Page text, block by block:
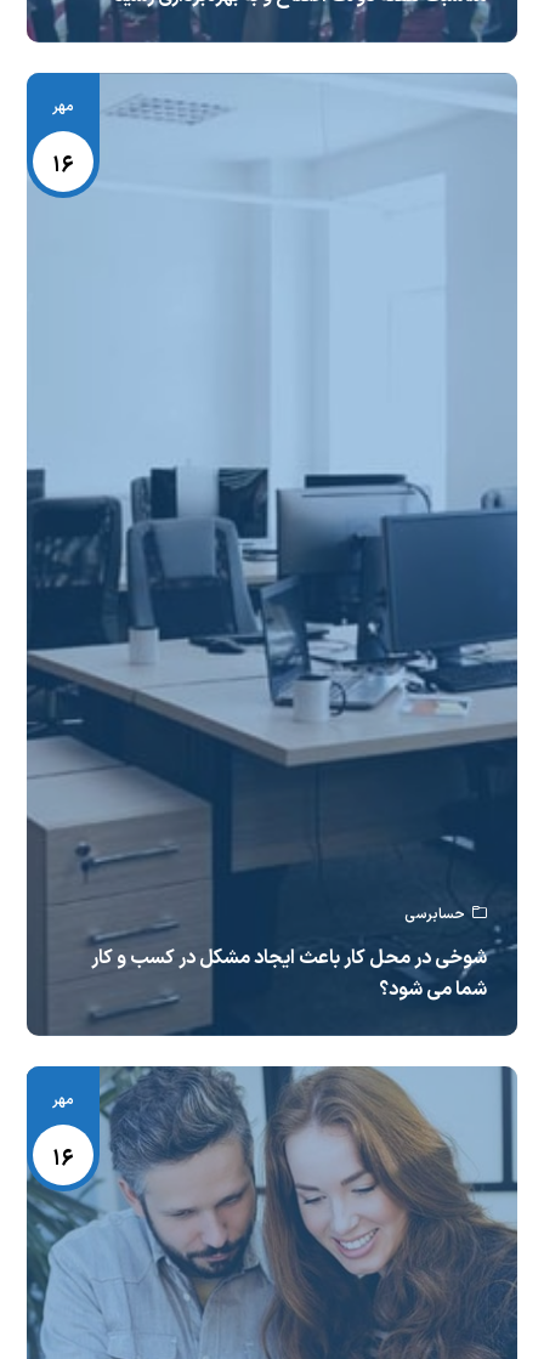
مهر
۱۶
حسابرسی
شوخی در محل کار باعث ایجاد مشکل در کسب و کار
شما می شود؟
مهر
۱۶